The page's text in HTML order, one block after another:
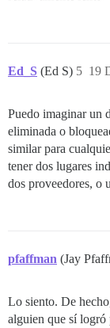
Ed_S (Ed S) 19
5
Puedo imaginar un
eliminada o
similar para
tener dos lugares
dos proveedores, o
pfaffman (Jay
Lo siento. De
alguien que sí logró